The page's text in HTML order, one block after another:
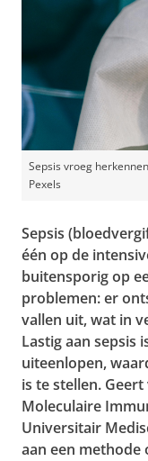
Sepsis vroeg
Pexels
Sepsis
één op de
buitensporig op
problemen: er
vallen uit, wat in
Lastig aan sepsis
uiteenlopen,
is te stellen.
Moleculaire
Universitair
aan een